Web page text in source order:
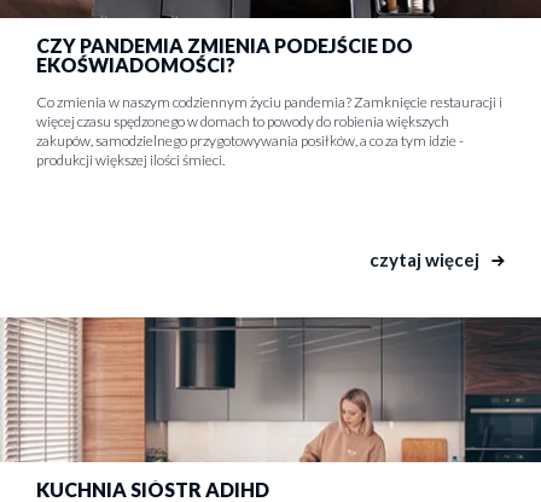
CZY PANDEMIA ZMIENIA PODEJŚCIE DO
EKOŚWIADOMOŚCI?
Co zmienia w naszym codziennym życiu pandemia? Zamknięcie restauracji i
więcej czasu spędzonego w domach to powody do robienia większych
zakupów, samodzielnego przygotowywania posiłków, a co za tym idzie -
produkcji większej ilości śmieci.
czytaj więcej
KUCHNIA SIÓSTR ADIHD